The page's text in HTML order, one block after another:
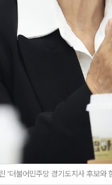
더불어민주당 경기도지사 후보와